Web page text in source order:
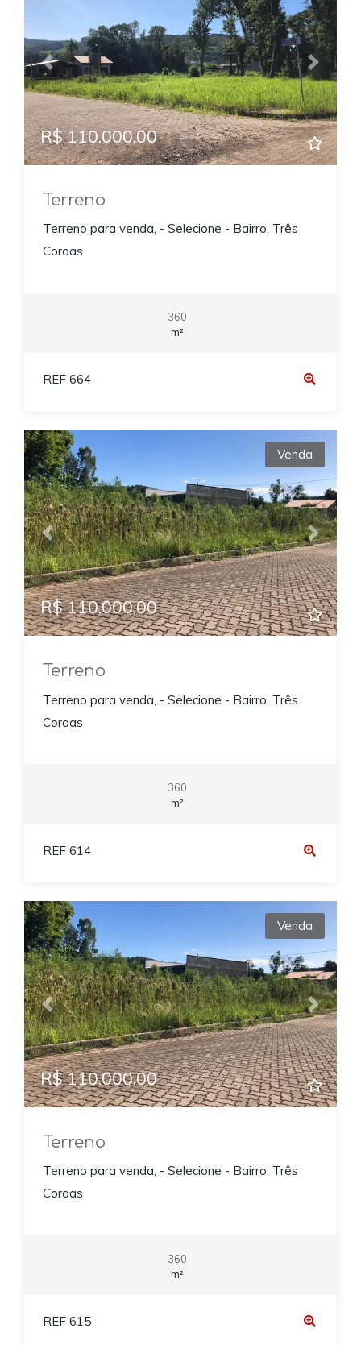
Previous Next
R$ 110.000,00
Terreno
Terreno para venda, - Selecione - Bairro, Três
Coroas
360
m²
REF 664
Previous Next
Venda
R$ 110.000,00
Terreno
Terreno para venda, - Selecione - Bairro, Três
Coroas
360
m²
REF 614
Previous Next
Venda
R$ 110.000,00
Terreno
Terreno para venda, - Selecione - Bairro, Três
Coroas
360
m²
REF 615